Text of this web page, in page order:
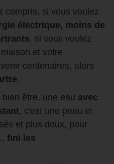
compris, si vous voulez
électrique, moins de
, si vous voulez
et votre
centenaires, alors
.
bien être, une eau avec
, c'est une peau et
et plus doux, pour
fini les